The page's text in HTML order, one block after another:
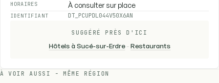
HORAIRES À consulter sur place
IDENTIFIANT DT_PCUPDL044V50X6AN
SUGGÉRÉ PRÈS D'ICI
Hôtels à Sucé-sur-Erdre -Restaurants
À VOIR AUSSI - MÊME RÉGION